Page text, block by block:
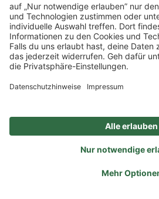
BISKERO CHIANTI
Salcheto
0.75 l(18,53 €/1l) *
13,90 €
Lebensmittelhinweise